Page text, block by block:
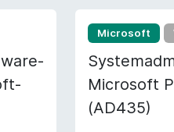
Microsoft
Microsoft
(AD435)